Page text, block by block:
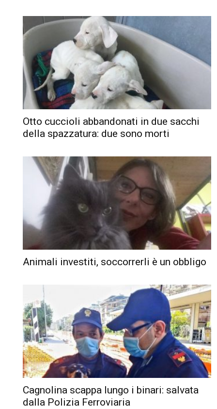
Otto cuccioli abbandonati in due sacchi
della spazzatura: due sono morti
Animali investiti, soccorrerli è un obbligo
Cagnolina scappa lungo i binari: salvata
dalla Polizia Ferroviaria